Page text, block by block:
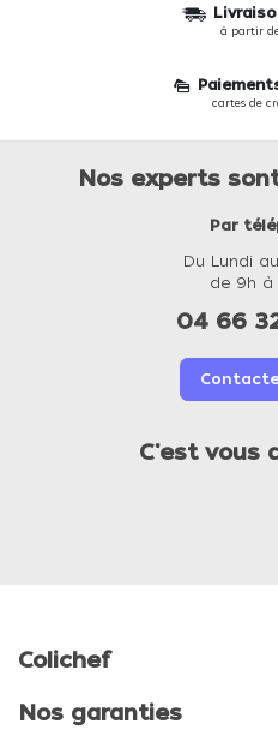
à partir
cartes de
Nos experts
Par
Du Lundi
de 9h à
04 66
C'est vous
Colichef
Nos garanties